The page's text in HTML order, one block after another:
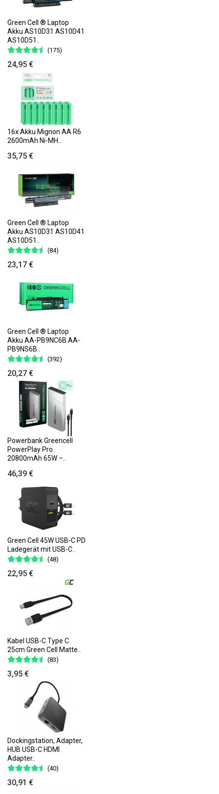
Green Cell ® Laptop
Akku AS10D31 AS10D41
AS10D51..
(175)
24,95 €
16x Akku Mignon AA R6
2600mAh Ni-MH..
35,75 €
Green Cell ® Laptop
Akku AS10D31 AS10D41
AS10D51..
(84)
23,17 €
Green Cell ® Laptop
Akku AA-PB9NC6B AA-
PB9NS6B..
(392)
20,27 €
Powerbank Greencell
PowerPlay Pro
20800mAh 65W –..
46,39 €
Green Cell 45W USB-C PD
Ladegerät mit USB-C..
(48)
22,95 €
Kabel USB-C Type C
25cm Green Cell Matte..
(83)
3,95 €
Dockingstation, Adapter,
HUB USB-C HDMI
Adapter..
(40)
30,91 €